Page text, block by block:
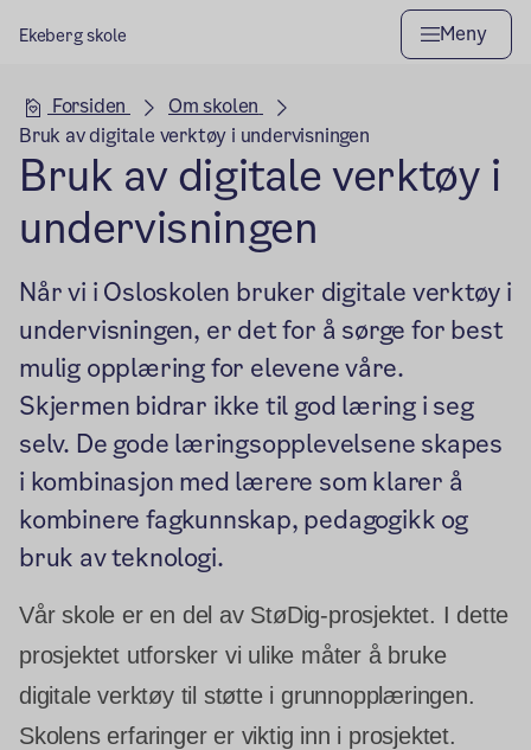
Ekeberg skole Meny
Hovedseksjon
Forsiden
Om skolen
Bruk av digitale verktøy i undervisningen
Bruk av digitale verktøy i
undervisningen
Når vi i Osloskolen bruker digitale verktøy i
undervisningen, er det for å sørge for best
mulig opplæring for elevene våre.
Skjermen bidrar ikke til god læring i seg
selv. De gode læringsopplevelsene skapes
i kombinasjon med lærere som klarer å
kombinere fagkunnskap, pedagogikk og
bruk av teknologi.
Vår skole er en del av StøDig-prosjektet. I dette
prosjektet utforsker vi ulike måter å bruke
digitale verktøy til støtte i grunnopplæringen.
Skolens erfaringer er viktig inn i prosjektet.